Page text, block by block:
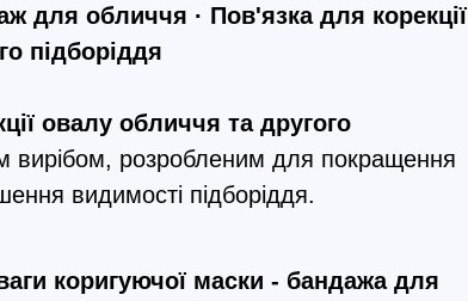
для обличчя · Пов'язка для корекції
підборіддя
овалу обличчя та другого
вирібом, розробленим для покращення
видимості підборіддя.
коригуючої маски - бандажа для